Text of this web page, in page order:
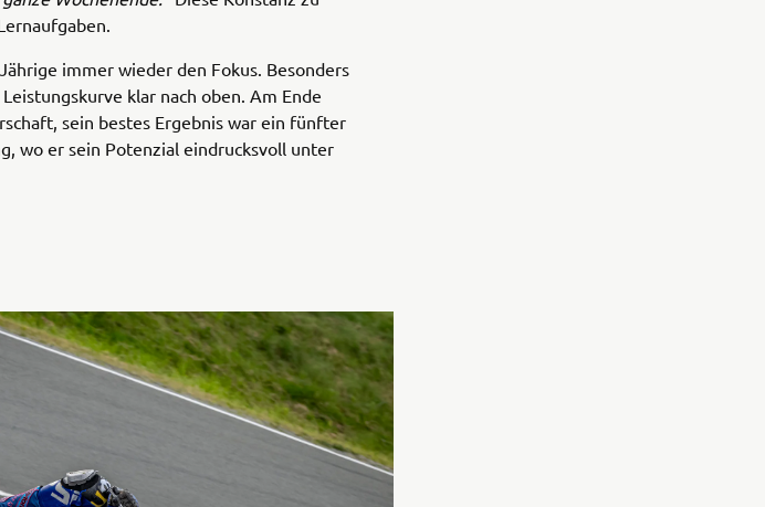
immer wieder den Fokus. Besonders
klar nach oben. Am Ende
sein bestes Ergebnis war ein fünfter
wo er sein Potenzial eindrucksvoll unter